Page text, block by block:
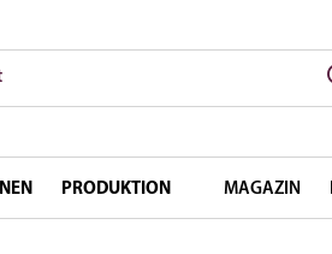
PRODUKTION MAGAZIN